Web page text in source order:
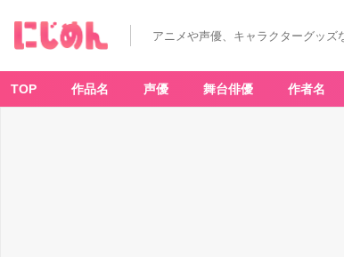
アニメや声優、キャラクターグッズ
TOP 作品名 声優 舞台俳優 作者名